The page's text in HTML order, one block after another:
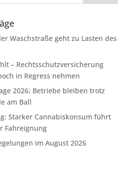
Waschstraße geht zu Lasten des
– Rechtsschutzversicherung
in Regress nehmen
2026: Betriebe bleiben trotz
am Ball
Starker Cannabiskonsum führt
Fahreignung
im August 2026